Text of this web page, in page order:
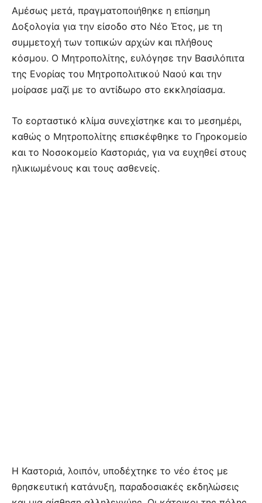
Αμέσως μετά, πραγματοποιήθηκε η επίσημη
Δοξολογία για την είσοδο στο Νέο Έτος, με τη
συμμετοχή των τοπικών αρχών και πλήθους
κόσμου. Ο Μητροπολίτης, ευλόγησε την Βασιλόπιτα
της Ενορίας του Μητροπολιτικού Ναού και την
μοίρασε μαζί με το αντίδωρο στο εκκλησίασμα.
Το εορταστικό κλίμα συνεχίστηκε και το μεσημέρι,
καθώς ο Μητροπολίτης επισκέφθηκε το Γηροκομείο
και το Νοσοκομείο Καστοριάς, για να ευχηθεί στους
ηλικιωμένους και τους ασθενείς.
Η Καστοριά, λοιπόν, υποδέχτηκε το νέο έτος με
θρησκευτική κατάνυξη, παραδοσιακές εκδηλώσεις